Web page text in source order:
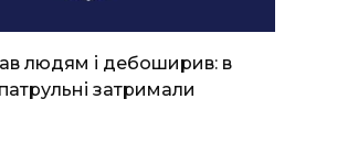
людям і дебоширив: в
затримали